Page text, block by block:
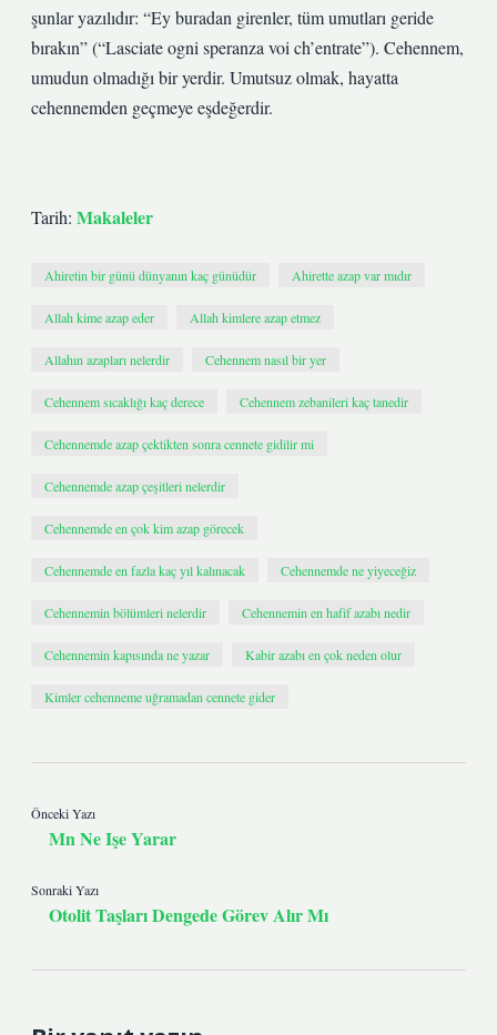
şunlar yazılıdır: “Ey buradan girenler, tüm umutları geride
bırakın” (“Lasciate ogni speranza voi ch’entrate”). Cehennem,
umudun olmadığı bir yerdir. Umutsuz olmak, hayatta
cehennemden geçmeye eşdeğerdir.
Tarih: Makaleler
Ahiretin bir günü dünyanın kaç günüdür Ahirette azap var mıdır
Allah kime azap eder Allah kimlere azap etmez
Allahın azapları nelerdir Cehennem nasıl bir yer
Cehennem sıcaklığı kaç derece Cehennem zebanileri kaç tanedir
Cehennemde azap çektikten sonra cennete gidilir mi
Cehennemde azap çeşitleri nelerdir
Cehennemde en çok kim azap görecek
Cehennemde en fazla kaç yıl kalınacak Cehennemde ne yiyeceğiz
Cehennemin bölümleri nelerdir Cehennemin en hafif azabı nedir
Cehennemin kapısında ne yazar Kabir azabı en çok neden olur
Kimler cehenneme uğramadan cennete gider
Önceki Yazı
Mn Ne Işe Yarar
Sonraki Yazı
Otolit Taşları Dengede Görev Alır Mı